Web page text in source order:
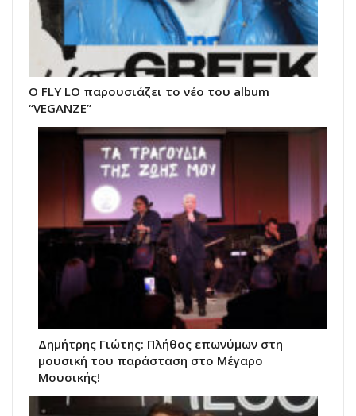
Ο FLY LO παρουσιάζει το νέο του album
“VEGANZE”
Δημήτρης Γιώτης: Πλήθος επωνύμων στη
μουσική του παράσταση στο Μέγαρο
Μουσικής!